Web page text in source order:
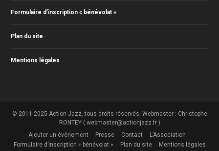
Formulaire d’inscription « bénévolat »
Plan du site
Mentions légales
© 2011-2025 Action Jazz, tous droits réservés. Webmaster : Christophe
RONTEY ( webmaster@actionjazz.fr )
Ajouter un événement
Presse Contact
L’Association
Formulaire d’inscription « bénévolat »
Plan du site Mentions légales